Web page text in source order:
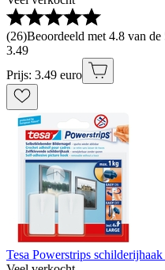
(26)Beoordeeld met 4.8 van
3.49
Prijs: 3.49 euro
Tesa Powerstrips